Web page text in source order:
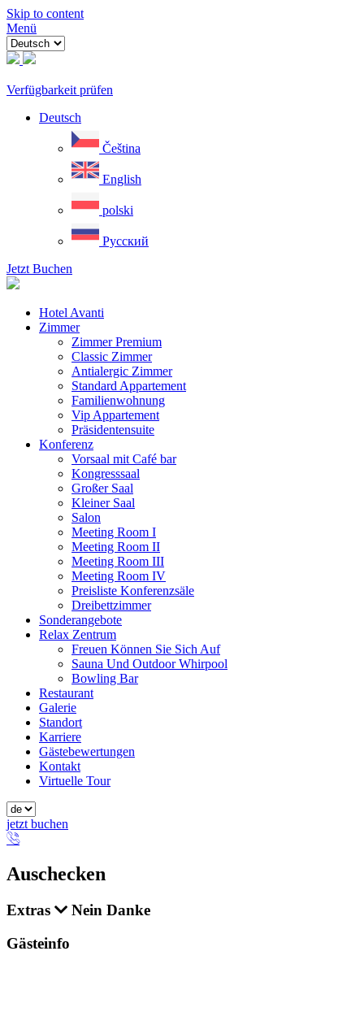
Skip to content
Menü
Verfügbarkeit prüfen
Deutsch
Čeština
English
polski
Русский
Jetzt Buchen
Hotel Avanti
Zimmer
Zimmer Premium
Classic Zimmer
Antialergic Zimmer
Standard Appartement
Familienwohnung
Vip Appartement
Präsidentensuite
Konferenz
Vorsaal mit Café bar
Kongresssaal
Großer Saal
Kleiner Saal
Salon
Meeting Room I
Meeting Room II
Meeting Room III
Meeting Room IV
Preisliste Konferenzsäle
Dreibettzimmer
Sonderangebote
Relax Zentrum
Freuen Können Sie Sich Auf
Sauna Und Outdoor Whirpool
Bowling Bar
Restaurant
Galerie
Standort
Karriere
Gästebewertungen
Kontakt
Virtuelle Tour
jetzt buchen
Auschecken
Extras
Nein Danke
Gästeinfo